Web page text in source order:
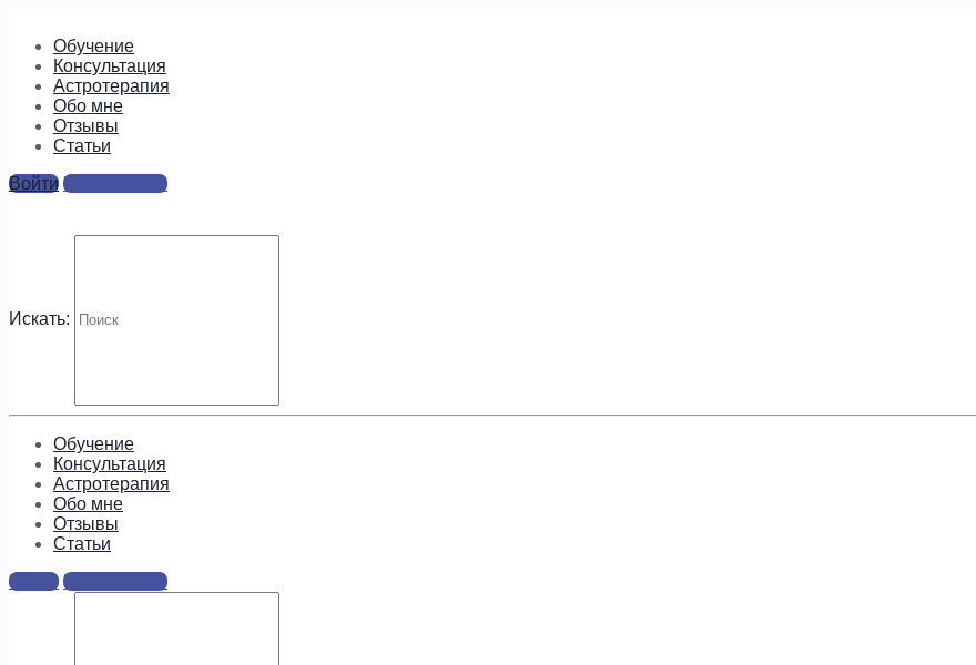
Обучение
Консультация
Астротерапия
Обо мне
Отзывы
Cтатьи
Войти Регистрация
Искать:
Обучение
Консультация
Астротерапия
Обо мне
Отзывы
Cтатьи
Войти Регистрация
9cd6e6f282bb8aeb42cb8cdd7d52e8fc
Подпишитесь, чтобы получать
информацию о предложениях и
новых курсах!